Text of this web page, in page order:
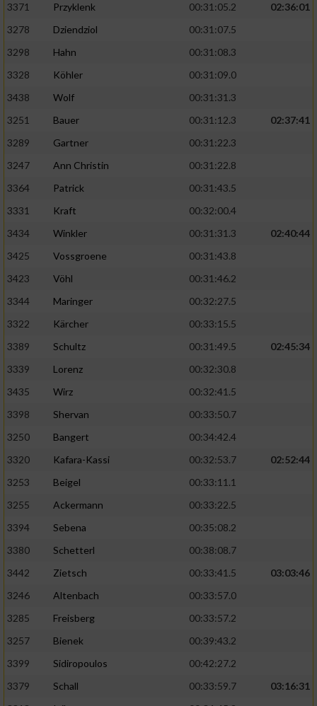
3371
Przyklenk 00:31:05.2
02:36:01
3278
Dziendziol
00:31:07.5
3298
Hahn
00:31:08.3
3328
Köhler
00:31:09.0
3438
Wolf
00:31:31.3
3251
Bauer 00:31:12.3
02:37:41
3289
Gartner
00:31:22.3
3247
Ann Christin
00:31:22.8
3364
Patrick
00:31:43.5
3331
Kraft
00:32:00.4
3434
Winkler 00:31:31.3
02:40:44
3425
Vossgroene
00:31:43.8
3423
Vöhl
00:31:46.2
3344
Maringer
00:32:27.5
3322
Kärcher
00:33:15.5
3389
Schultz 00:31:49.5
02:45:34
3339
Lorenz
00:32:30.8
3435
Wirz
00:32:41.5
3398
Shervan
00:33:50.7
3250
Bangert
00:34:42.4
3320
Kafara-Kassi 00:32:53.7
02:52:44
3253
Beigel
00:33:11.1
3255
Ackermann
00:33:22.5
3394
Sebena
00:35:08.2
3380
Schetterl
00:38:08.7
3442
Zietsch 00:33:41.5
03:03:46
3246
Altenbach
00:33:57.0
3285
Freisberg
00:33:57.2
3257
Bienek
00:39:43.2
3399
Sidiropoulos
00:42:27.2
3379
Schall 00:33:59.7
03:16:31